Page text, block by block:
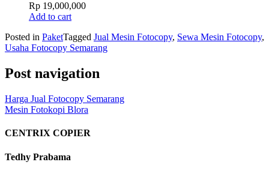
Rp 19,000,000
Add to cart
Posted in PaketTagged Jual Mesin Fotocopy, Sewa Mesin Fotocopy,
Usaha Fotocopy Semarang
Post navigation
Harga Jual Fotocopy Semarang
Mesin Fotokopi Blora
CENTRIX COPIER
Tedhy Prabama